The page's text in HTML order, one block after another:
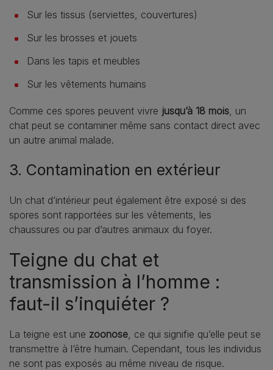
Sur les tissus (serviettes, couvertures)
Sur les brosses et jouets
Dans les tapis et meubles
Sur les vêtements humains
Comme ces spores peuvent vivre jusqu’à 18 mois , un
chat peut se contaminer même sans contact direct avec
un autre animal malade.
3. Contamination en extérieur
Un chat d’intérieur peut également être exposé si des
spores sont rapportées sur les vêtements, les
chaussures ou par d’autres animaux du foyer.
Teigne du chat et
transmission à l’homme :
faut-il s’inquiéter ?
La teigne est une zoonose , ce qui signifie qu’elle peut se
transmettre à l’être humain. Cependant, tous les individus
ne sont pas exposés au même niveau de risque.